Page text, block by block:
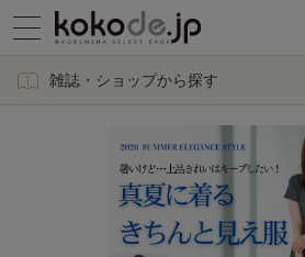
雑誌・ショップから探す